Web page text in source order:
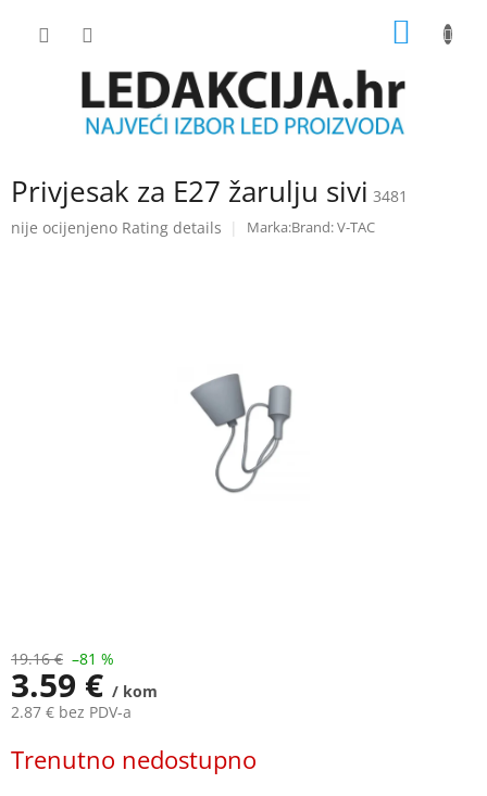
Privjesak za E27 žarulju sivi 3481
The
nije ocijenjeno Rating details Brand:V-TAC
19.16 € –81 %
3.59 € / kom
2.87 € bez PDV-a
price:
Trenutno nedostupno